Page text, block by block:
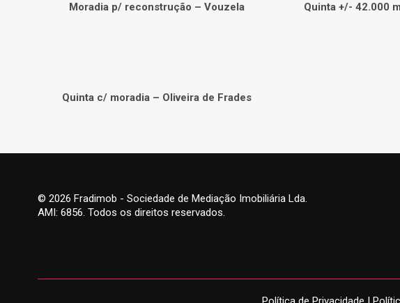
Moradia p/ reconstrução – Vouzela Quinta +/- 42.000
Quinta c/ moradia – Oliveira de Frades
© 2026 Fradimob - Sociedade de Mediação Imobiliária Lda.
AMI: 6856. Todos os direitos reservados.